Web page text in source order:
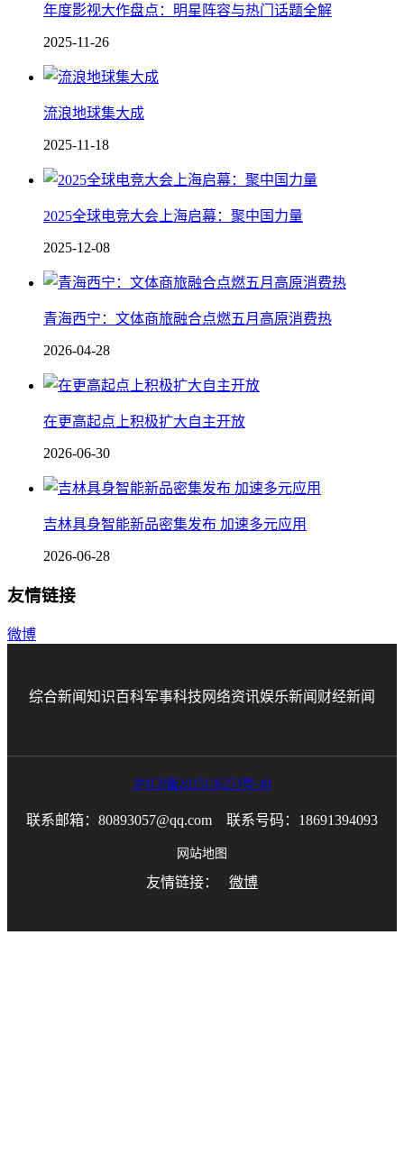
年度影视大作盘点：明星阵容与热门话题全解
2025-11-26
流浪地球集大成
2025-11-18
2025全球电竞大会上海启幕：聚中国力量
2025-12-08
青海西宁：文体商旅融合点燃五月高原消费热
2026-04-28
在更高起点上积极扩大自主开放
2026-06-30
吉林具身智能新品密集发布 加速多元应用
2026-06-28
友情链接
微博
综合新闻知识百科军事科技 网络资讯娱乐新闻 财经新闻
沪ICP备2025136253号-49
联系邮箱：80893057@qq.com 联系号码：18691394093
网站地图
友情链接： 微博